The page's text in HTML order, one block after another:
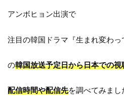
アンボヒョン出演で
注目の韓国ドラマ『生まれ変わっ
の韓国放送予定日から日本での視
配信時間や配信先を調べてみまし